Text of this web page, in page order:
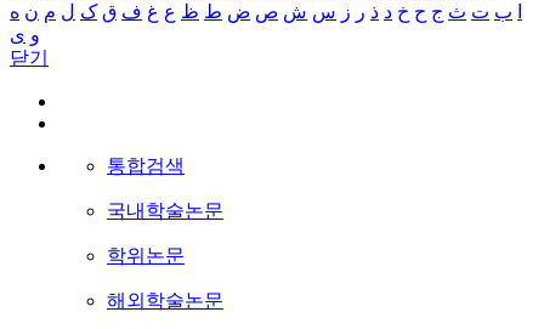
ب ت ث ج ح خ د ذ ر ز س ش ص ض ط ظ ع غ ف ق ک ل م ن ه
و ی
닫기
통합검색
국내학술논문
학위논문
해외학술논문